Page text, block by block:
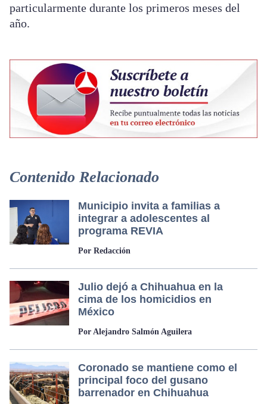
particularmente durante los primeros meses del
año.
Contenido Relacionado
Municipio invita a familias a
integrar a adolescentes al
programa REVIA
Por Redacción
Julio dejó a Chihuahua en la
cima de los homicidios en
México
Por Alejandro Salmón Aguilera
Coronado se mantiene como el
principal foco del gusano
barrenador en Chihuahua